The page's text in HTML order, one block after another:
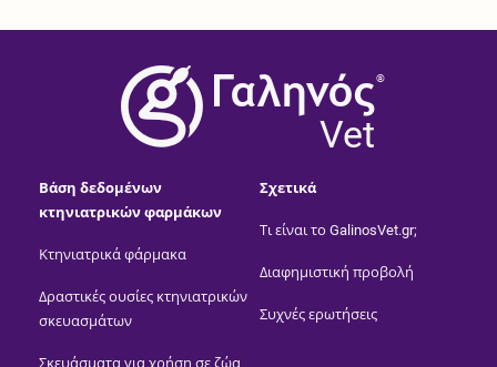
®
Vet
Βάση δεδομένων
κτηνιατρικών φαρμάκων
Κτηνιατρικά φάρμακα
Δραστικές ουσίες κτηνιατρικών
σκευασμάτων
Σκευάσματα για χρήση σε ζώα
Σχετικά
Τι είναι το GalinosVet.gr;
Διαφημιστική προβολή
Συχνές ερωτήσεις